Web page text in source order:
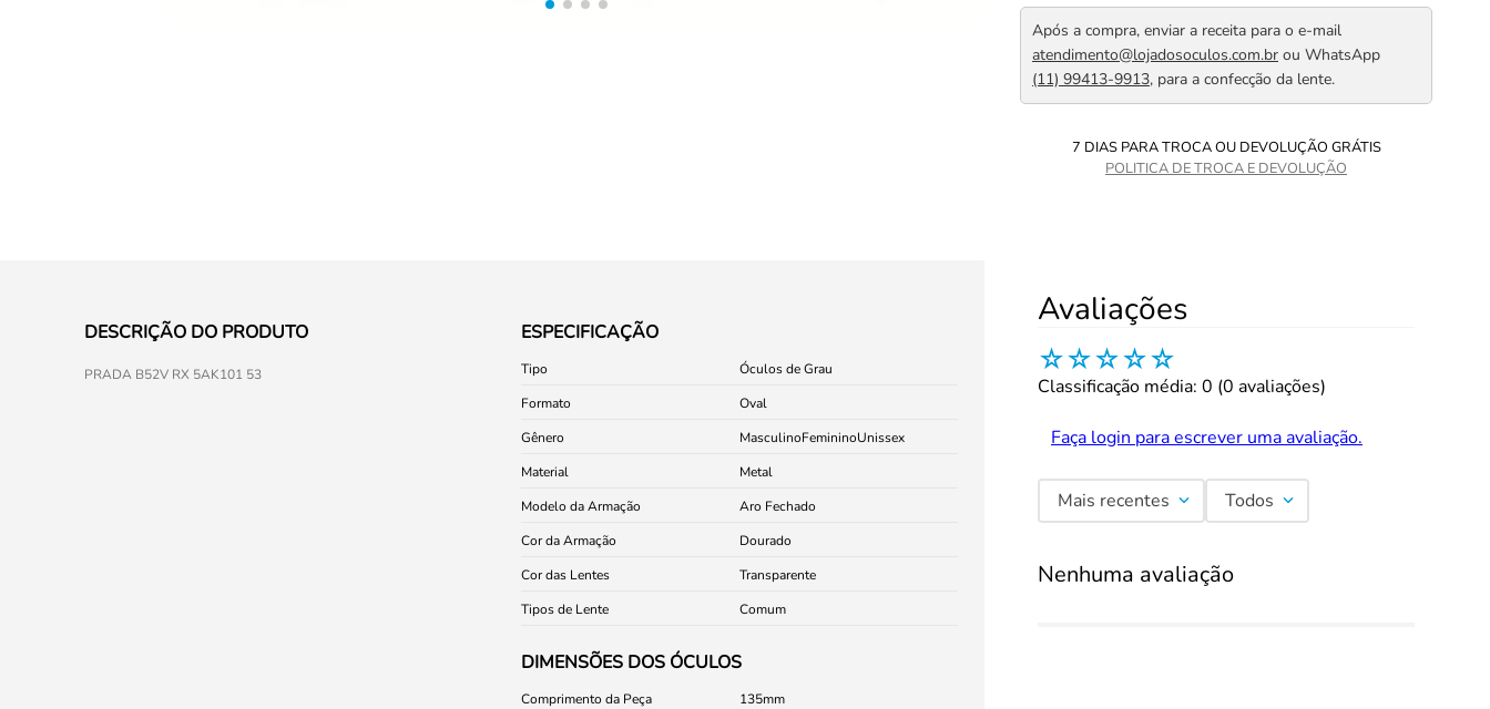
Após a compra, enviar a receita para o e-mail
atendimento@lojadosoculos.com.br ou WhatsApp
(11) 99413-9913, para a confecção da lente.
7 DIAS PARA TROCA OU DEVOLUÇÃO GRÁTIS
POLITICA DE TROCA E DEVOLUÇÃO
DESCRIÇÃO DO PRODUTO
PRADA B52V RX 5AK101 53
ESPECIFICAÇÃO
Tipo
Óculos de Grau
Formato
Oval
Gênero
MasculinoFemininoUnissex
Material
Metal
Modelo da Armação
Aro Fechado
Cor da Armação
Dourado
Cor das Lentes
Transparente
Tipos de Lente
Comum
DIMENSÕES DOS ÓCULOS
Comprimento da Peça
135
Avaliações
☆☆☆☆☆
Classificação média: 0 (0 avaliações)
Faça login para escrever uma avaliação.
Mais recentes Todos
Nenhuma avaliação